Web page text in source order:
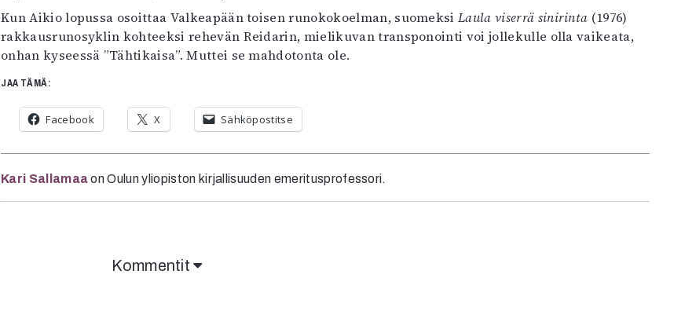
Kun Aikio lopussa osoittaa Valkeapään toisen runokokoelman, suomeksiLaula viserrä sinirinta (1976)
rakkausrunosyklin kohteeksi rehevän Reidarin, mielikuvan transponointi voi jollekulle olla vaikeata,
onhan kyseessä ”Tähtikaisa”. Muttei se mahdotonta ole.
JAA TÄMÄ:
Facebook X Sähköpostitse
Kari Sallamaaon Oulun yliopiston kirjallisuuden emeritusprofessori.
Kommentit